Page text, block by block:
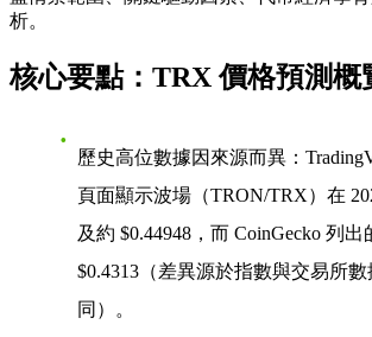
析。
核心要點：TRX 價格預測概
歷史高位數據因來源而異 ：
頁面顯示波場（TRON/TRX）在
及約 $0.44948 ，而 CoinGecko 列
$0.4313 （差異源於指數與交易所
同）。